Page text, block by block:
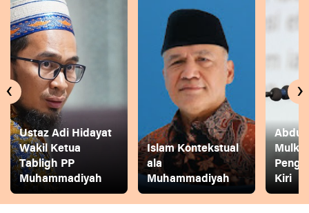
Ustaz Adi Hidayat
Wakil Ketua
Tabligh PP
Muhammadiyah
Islam Kontekstual
ala
Muhammadiyah
Abdul
Kiri
‹ ›